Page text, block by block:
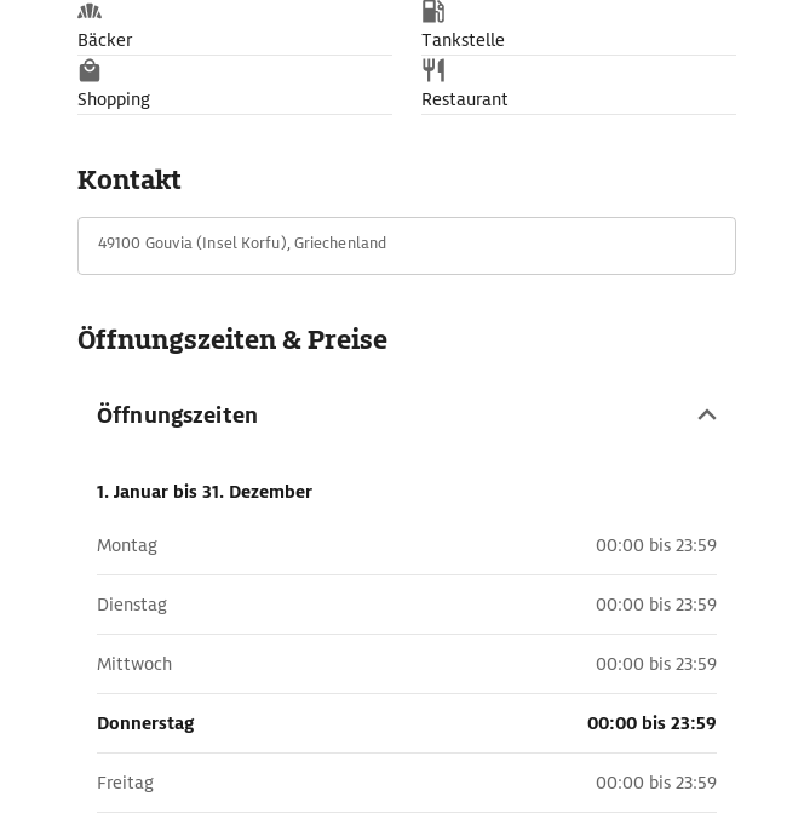
Bäcker Tankstelle
Shopping Restaurant
Kontakt
49100 Gouvia (Insel Korfu), Griechenland
Öffnungszeiten & Preise
Öffnungszeiten
1. Januar bis 31. Dezember
Montag 00:00 bis 23:59
Dienstag 00:00 bis 23:59
Mittwoch 00:00 bis 23:59
Donnerstag 00:00 bis 23:59
Freitag 00:00 bis 23:59